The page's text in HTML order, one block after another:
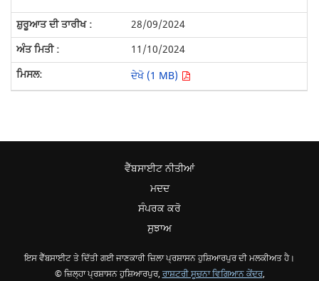
28/09/2024
11/10/2024
ਦੇਖੋ (1 MB)
ਵੈੱਬਸਾਈਟ ਨੀਤੀਆਂ
ਮਦਦ
ਸੰਪਰਕ ਕਰੋ
ਸੁਝਾਅ
ਇਸ ਵੈੱਬਸਾਈਟ ਤੇ ਦਿੱਤੀ ਗਈ ਜਾਣਕਾਰੀ ਜ਼ਿਲਾ ਪ੍ਰਸ਼ਾਸਨ ਹੁਸ਼ਿਆਰਪੁਰ ਦੀ ਮਲਕੀਅਤ ਹੈ।
© ਜ਼ਿਲ੍ਹਾ ਪ੍ਰਸ਼ਾਸਨ ਹੁਸ਼ਿਆਰਪੁਰ, ਰਾਸ਼ਟਰੀ ਸੂਚਨਾ ਵਿਗਿਆਨ ਕੇਂਦਰ,